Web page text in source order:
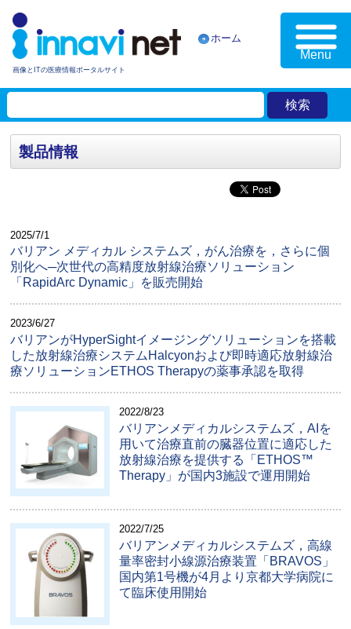
画像とITの医療情報ポータルサイト
ホーム
Menu
製品情報
2025/7/1
バリアン メディカル システムズ，がん治療を，さらに個
別化へ─次世代の高精度放射線治療ソリューション
「RapidArc Dynamic」を販売開始
2023/6/27
バリアンがHyperSightイメージングソリューションを搭載
した放射線治療システムHalcyonおよび即時適応放射線治
療ソリューションETHOS Therapyの薬事承認を取得
2022/8/23
バリアンメディカルシステムズ，AIを
用いて治療直前の臓器位置に適応した
放射線治療を提供する「ETHOS™
Therapy」が国内3施設で運用開始
2022/7/25
バリアンメディカルシステムズ，高線
量率密封小線源治療装置「BRAVOS」
国内第1号機が4月より京都大学病院に
て臨床使用開始